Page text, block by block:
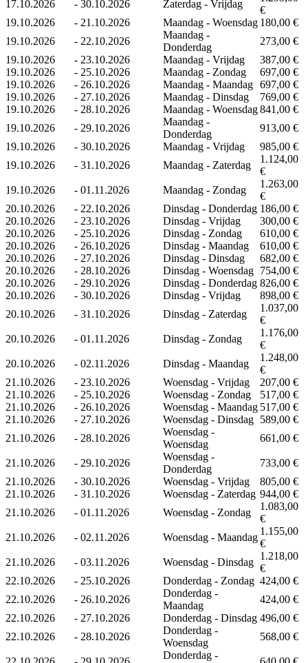
17.10.2026
- 30.10.2026 Zaterdag - Vrijdag
€
19.10.2026
- 21.10.2026 Maandag - Woensdag 180,00 €
19.10.2026
- 22.10.2026
Maandag -
Donderdag
273,00 €
19.10.2026
- 23.10.2026 Maandag - Vrijdag
387,00 €
19.10.2026
- 25.10.2026 Maandag - Zondag
697,00 €
19.10.2026
- 26.10.2026 Maandag - Maandag 697,00 €
19.10.2026
- 27.10.2026 Maandag - Dinsdag
769,00 €
19.10.2026
- 28.10.2026 Maandag - Woensdag841,00 €
19.10.2026
- 29.10.2026
Maandag -
Donderdag
913,00 €
19.10.2026
- 30.10.2026 Maandag - Vrijdag
985,00 €
19.10.2026
- 31.10.2026 Maandag - Zaterdag
1.124,00
€
19.10.2026
- 01.11.2026 Maandag - Zondag
1.263,00
€
20.10.2026
- 22.10.2026 Dinsdag - Donderdag 186,00 €
20.10.2026
- 23.10.2026 Dinsdag - Vrijdag
300,00 €
20.10.2026
- 25.10.2026 Dinsdag - Zondag
610,00 €
20.10.2026
- 26.10.2026 Dinsdag - Maandag
610,00 €
20.10.2026
- 27.10.2026 Dinsdag - Dinsdag
682,00 €
20.10.2026
- 28.10.2026 Dinsdag - Woensdag 754,00 €
20.10.2026
- 29.10.2026 Dinsdag - Donderdag 826,00 €
20.10.2026
- 30.10.2026 Dinsdag - Vrijdag
898,00 €
20.10.2026
- 31.10.2026 Dinsdag - Zaterdag
1.037,00
€
20.10.2026
- 01.11.2026 Dinsdag - Zondag
1.176,00
€
20.10.2026
- 02.11.2026 Dinsdag - Maandag
1.248,00
€
21.10.2026
- 23.10.2026 Woensdag - Vrijdag
207,00 €
21.10.2026
- 25.10.2026 Woensdag - Zondag
517,00 €
21.10.2026
- 26.10.2026 Woensdag - Maandag 517,00 €
21.10.2026
- 27.10.2026 Woensdag - Dinsdag 589,00 €
21.10.2026
- 28.10.2026
Woensdag -
Woensdag
661,00 €
21.10.2026 - 29.10.2026
Woensdag -
Donderdag
733,00 €
21.10.2026
- 30.10.2026 Woensdag - Vrijdag
805,00 €
21.10.2026
- 31.10.2026 Woensdag - Zaterdag 944,00 €
21.10.2026
- 01.11.2026 Woensdag - Zondag
1.083,00
€
21.10.2026
- 02.11.2026 Woensdag - Maandag
1.155,00
€
21.10.2026
- 03.11.2026 Woensdag - Dinsdag
1.218,00
€
22.10.2026
- 25.10.2026 Donderdag - Zondag 424,00 €
22.10.2026
- 26.10.2026
Donderdag -
Maandag
424,00 €
22.10.2026
- 27.10.2026 Donderdag - Dinsdag 496,00 €
22.10.2026
- 28.10.2026
Donderdag -
Woensdag
568,00 €
Donderdag -